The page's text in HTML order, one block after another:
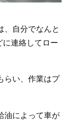
、自分でなんと
連絡してロー
らい、作業はプ
油によって車が